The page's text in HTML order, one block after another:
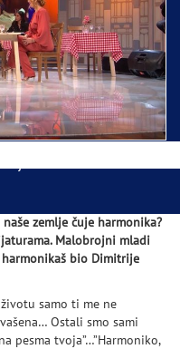
Bogorodice danas iz
zemlje čuje harmonika?
Malobrojni mladi
bio Dimitrije
samo ti me ne
Ostali smo sami
pesma tvoja”…”Harmoniko,